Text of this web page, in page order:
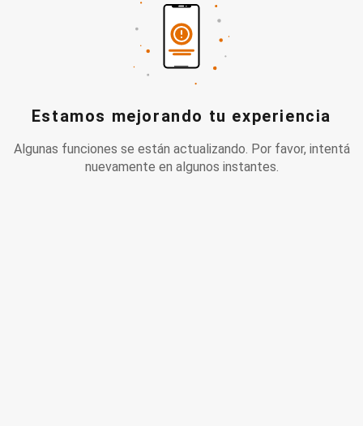
Estamos mejorando tu experiencia
Algunas funciones se están actualizando. Por favor, intentá
nuevamente en algunos instantes.